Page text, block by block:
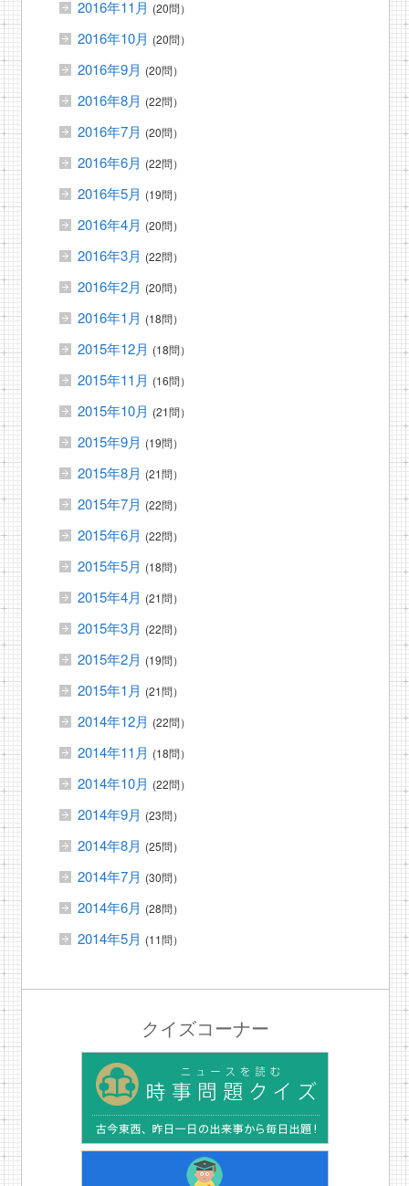
2016年11月 (20問）
2016年10月 (20問）
2016年9月 (20問）
2016年8月 (22問）
2016年7月 (20問）
2016年6月 (22問）
2016年5月 (19問）
2016年4月 (20問）
2016年3月 (22問）
2016年2月 (20問）
2016年1月 (18問）
2015年12月 (18問）
2015年11月 (16問）
2015年10月 (21問）
2015年9月 (19問）
2015年8月 (21問）
2015年7月 (22問）
2015年6月 (22問）
2015年5月 (18問）
2015年4月 (21問）
2015年3月 (22問）
2015年2月 (19問）
2015年1月 (21問）
2014年12月 (22問）
2014年11月 (18問）
2014年10月 (22問）
2014年9月 (23問）
2014年8月 (25問）
2014年7月 (30問）
2014年6月 (28問）
2014年5月 (11問）
クイズコーナー